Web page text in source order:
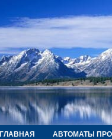
ГЛАВНАЯ АВТОМАТЫ